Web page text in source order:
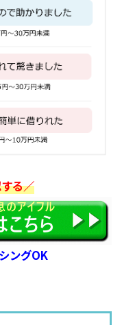
る／
ングOK